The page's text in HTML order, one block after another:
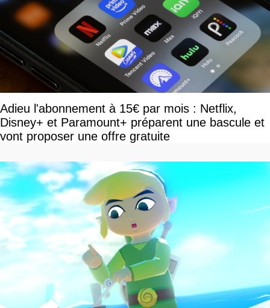
Adieu l'abonnement à 15€ par mois : Netflix,
Disney+ et Paramount+ préparent une bascule et
vont proposer une offre gratuite